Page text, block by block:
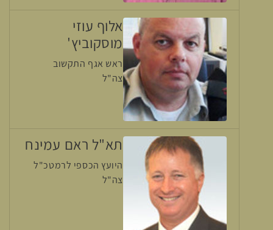
אלוף עוזי
מוסקוביץ'
ראש אגף התקשוב
צה"ל
תא"ל ראם עמינח
היועץ הכספי לרמטכ"ל
צה"ל